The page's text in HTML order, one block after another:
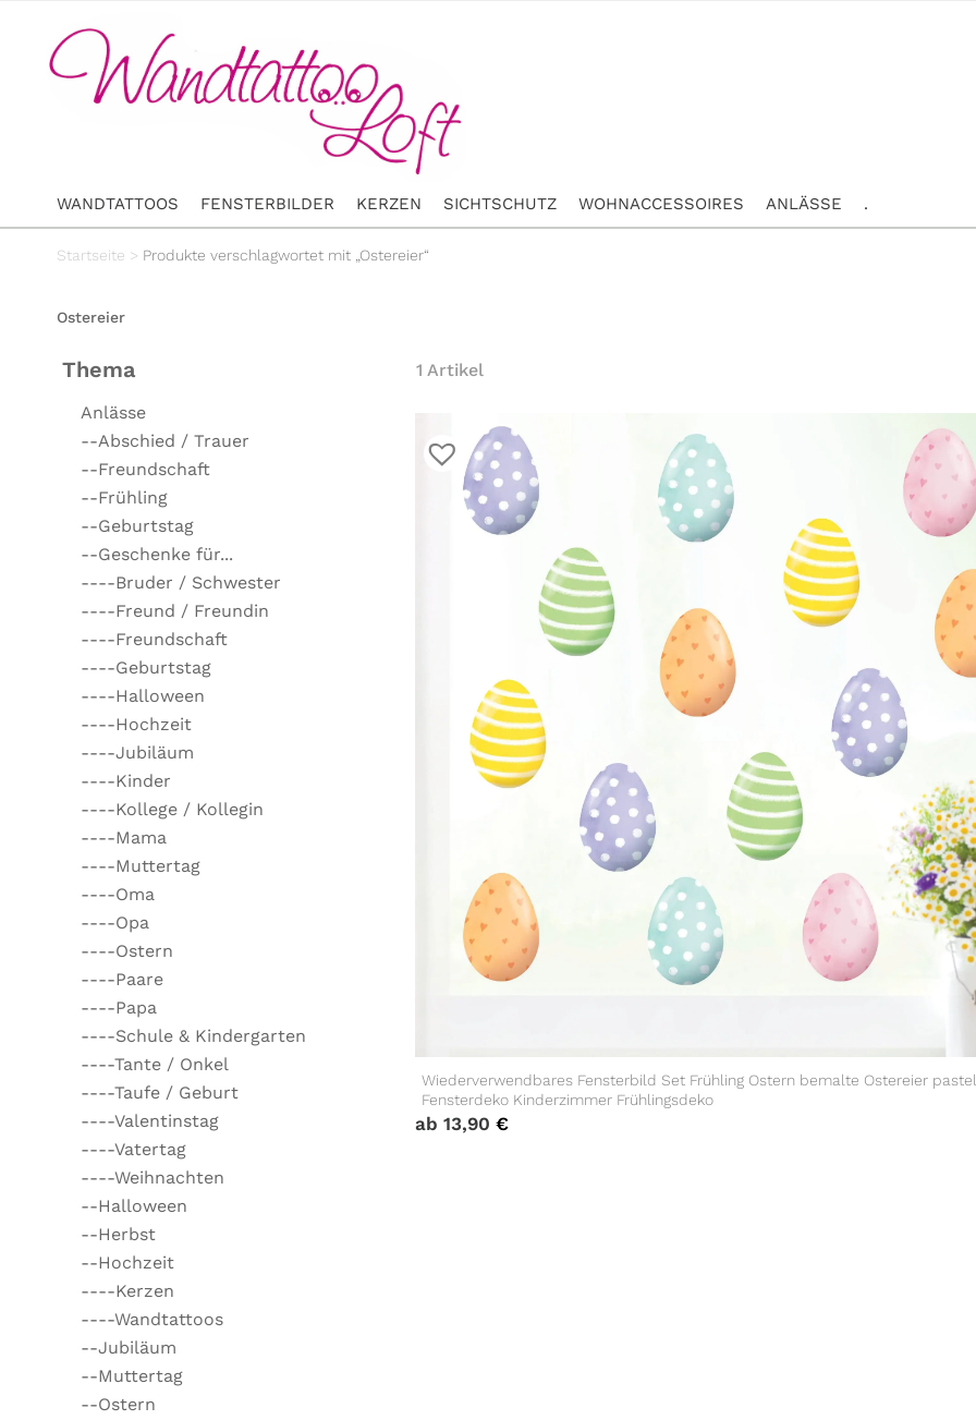
WANDTATTOOS FENSTERBILDER KERZEN SICHTSCHUTZ WOHNACCESSOIRES ANLÄSSE .
Startseite > Produkte verschlagwortet mit „Ostereier“
Ostereier
Thema
Anlässe
--Abschied / Trauer
--Freundschaft
--Frühling
--Geburtstag
--Geschenke für...
----Bruder / Schwester
----Freund / Freundin
----Freundschaft
----Geburtstag
----Halloween
----Hochzeit
----Jubiläum
----Kinder
----Kollege / Kollegin
----Mama
----Muttertag
----Oma
----Opa
----Ostern
----Paare
----Papa
----Schule & Kindergarten
----Tante / Onkel
----Taufe / Geburt
----Valentinstag
----Vatertag
----Weihnachten
--Halloween
--Herbst
--Hochzeit
----Kerzen
----Wandtattoos
--Jubiläum
--Muttertag
--Ostern
1 Artikel
Wiederverwendbares Fensterbild Set Frühling Ostern bemalte Ostereier
Fensterdeko Kinderzimmer Frühlingsdeko
ab 13,90 €